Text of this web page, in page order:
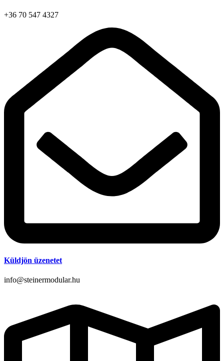
+36 70 547 4327
Küldjön üzenetet
info@steinermodular.hu